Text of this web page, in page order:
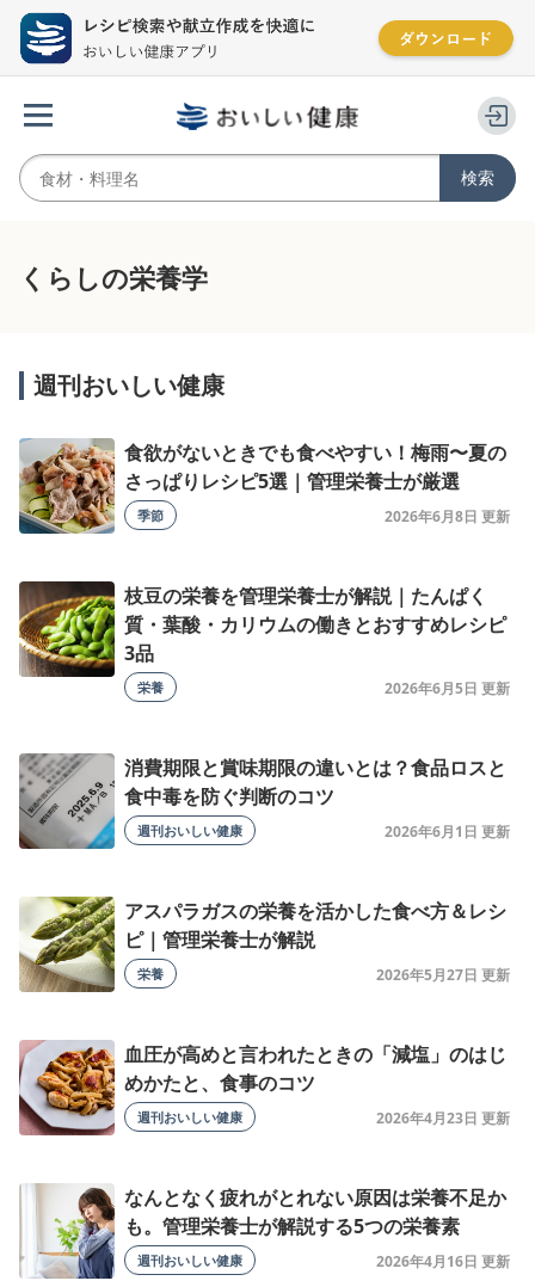
くらしの栄養学
週刊おいしい健康
食欲がないときでも食べやすい！梅雨〜夏の
さっぱりレシピ5選｜管理栄養士が厳選
季節 2026年6月8日
枝豆の栄養を管理栄養士が解説｜たんぱく
質・葉酸・カリウムの働きとおすすめレシピ
3品
栄養 2026年6月5日
消費期限と賞味期限の違いとは？食品ロスと
食中毒を防ぐ判断のコツ
週刊おいしい健康 2026年6月1日
アスパラガスの栄養を活かした食べ方＆レシ
ピ｜管理栄養士が解説
栄養 2026年5月27日
血圧が高めと言われたときの「減塩」のはじ
めかたと、食事のコツ
週刊おいしい健康 2026年4月23日
なんとなく疲れがとれない原因は栄養不足か
も。管理栄養士が解説する5つの栄養素
週刊おいしい健康 2026年4月16日